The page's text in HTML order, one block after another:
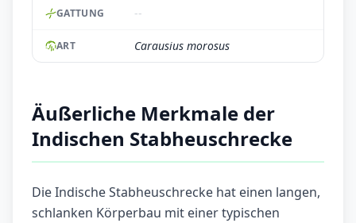
GATTUNG --
ART Carausius morosus
Äußerliche Merkmale der
Indischen Stabheuschrecke
Die Indische Stabheuschrecke hat einen langen,
schlanken Körperbau mit einer typischen